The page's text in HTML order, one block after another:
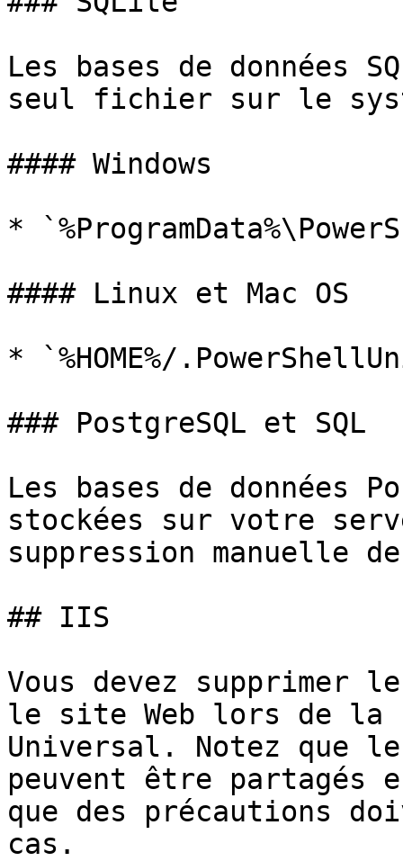
Les bases de données
seul fichier sur le
#### Windows
*
#### Linux et Mac OS
* `%HOME%/
### PostgreSQL et SQL
Les bases de données
stockées sur votre
suppression manuelle
## IIS
Vous devez
le site Web lors de la
Universal. Notez que
peuvent être partagés
que des précautions
cas.